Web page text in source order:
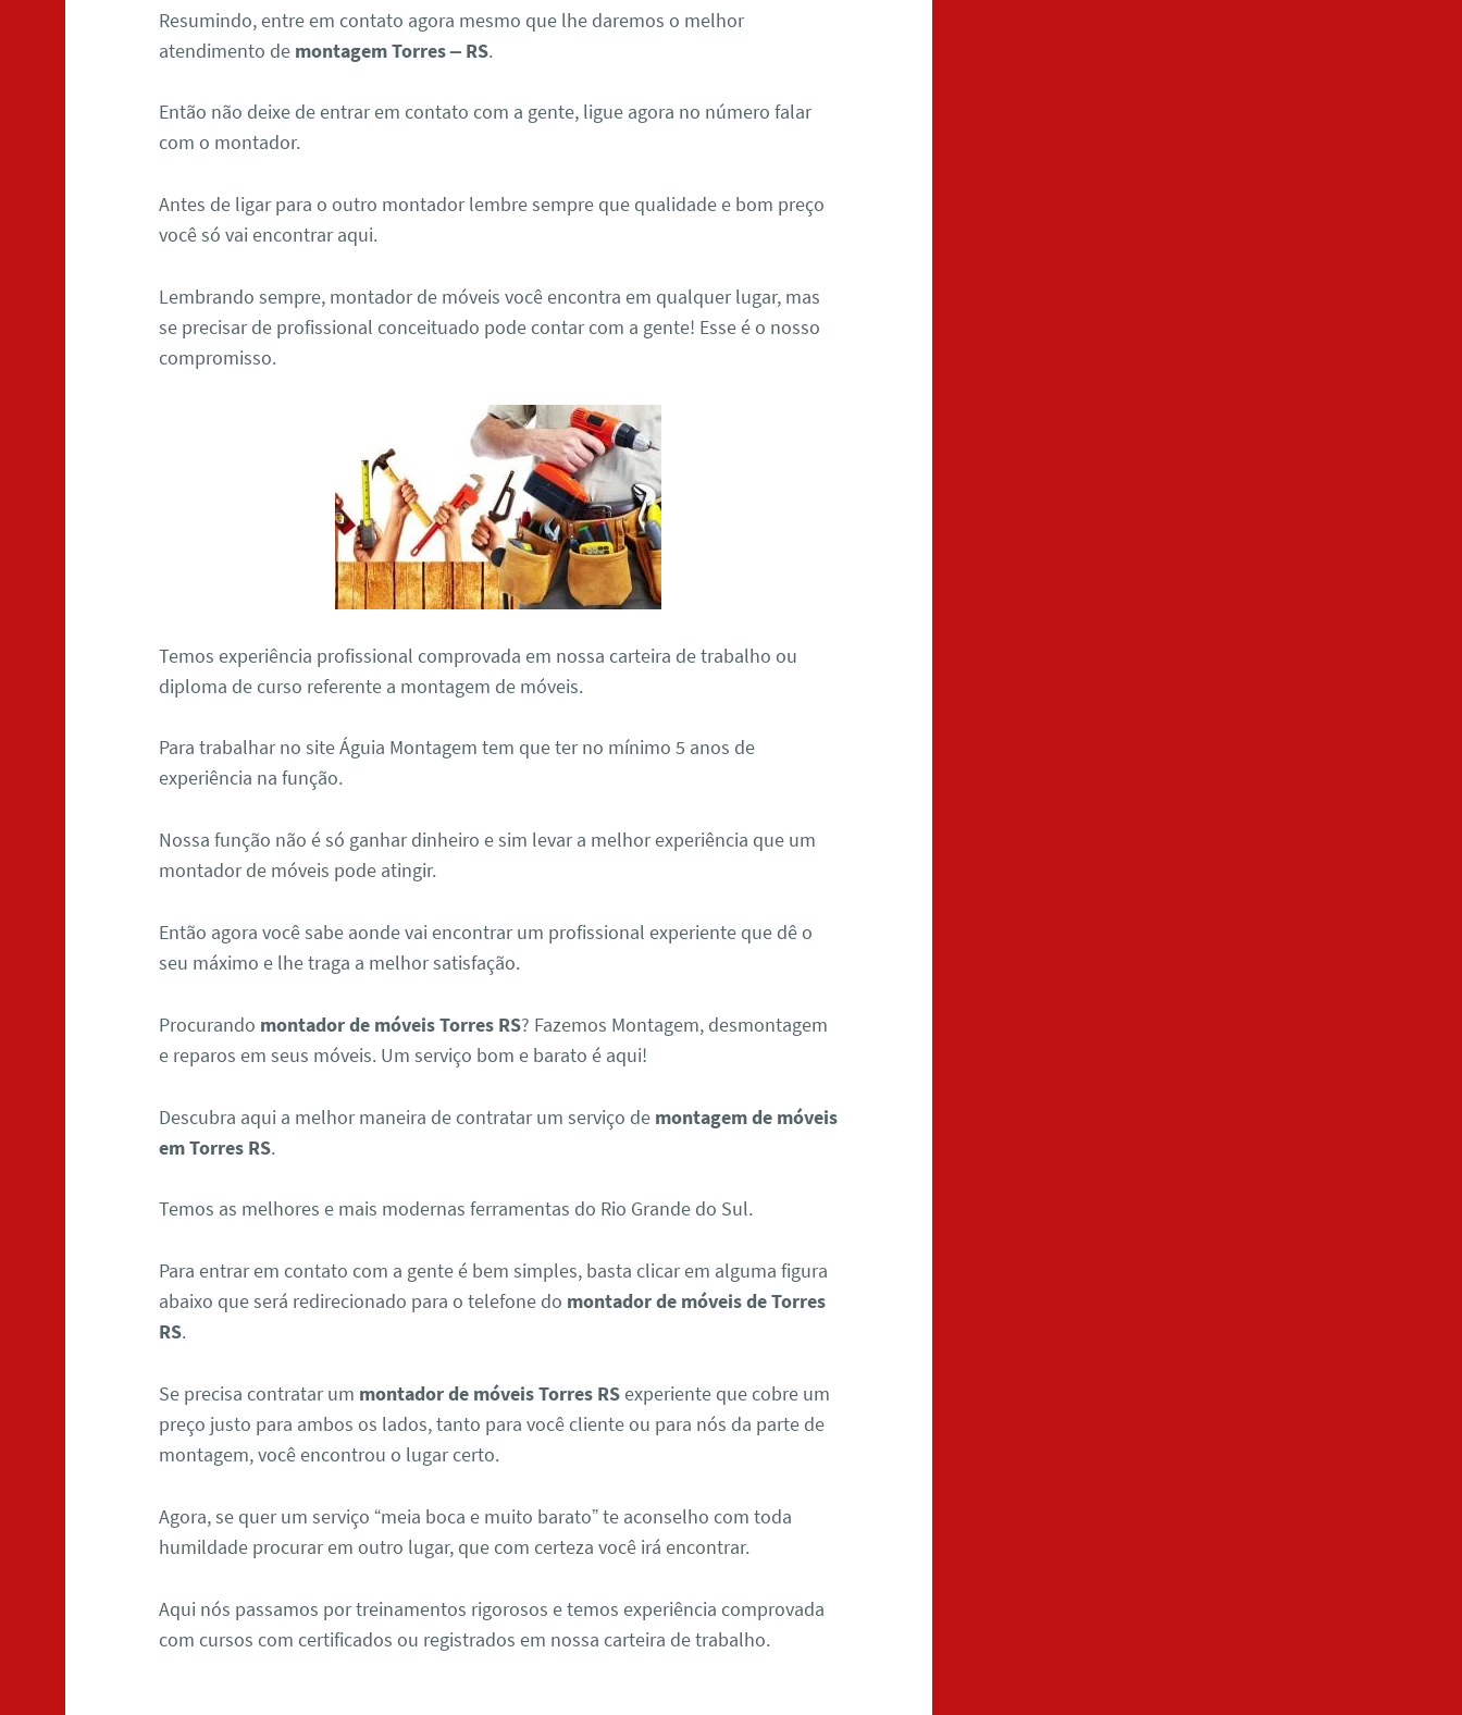
Resumindo, entre em contato agora mesmo que lhe daremos o melhor
atendimento de montagem Torres – RS.
Então não deixe de entrar em contato com a gente, ligue agora no número falar
com o montador.
Antes de ligar para o outro montador lembre sempre que qualidade e bom preço
você só vai encontrar aqui.
Lembrando sempre, montador de móveis você encontra em qualquer lugar, mas
se precisar de profissional conceituado pode contar com a gente! Esse é o nosso
compromisso.
Temos experiência profissional comprovada em nossa carteira de trabalho ou
diploma de curso referente a montagem de móveis.
Para trabalhar no site Águia Montagem tem que ter no mínimo 5 anos de
experiência na função.
Nossa função não é só ganhar dinheiro e sim levar a melhor experiência que um
montador de móveis pode atingir.
Então agora você sabe aonde vai encontrar um profissional experiente que dê o
seu máximo e lhe traga a melhor satisfação.
Procurando montador de móveis Torres RS? Fazemos Montagem, desmontagem
e reparos em seus móveis. Um serviço bom e barato é aqui!
Descubra aqui a melhor maneira de contratar um serviço de montagem de móveis
em Torres RS.
Temos as melhores e mais modernas ferramentas do Rio Grande do Sul.
Para entrar em contato com a gente é bem simples, basta clicar em alguma figura
abaixo que será redirecionado para o telefone do montador de móveis de Torres
RS.
Se precisa contratar um montador de móveis Torres RSexperiente que cobre um
preço justo para ambos os lados, tanto para você cliente ou para nós da parte de
montagem, você encontrou o lugar certo.
Agora, se quer um serviço “meia boca e muito barato” te aconselho com toda
humildade procurar em outro lugar, que com certeza você irá encontrar.
Aqui nós passamos por treinamentos rigorosos e temos experiência comprovada
com cursos com certificados ou registrados em nossa carteira de trabalho.